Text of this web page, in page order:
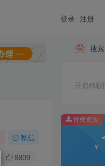
登录 注册
私信
8809
付费资源
￥
搭建同款
暂时无法购
搜索
开启精彩
付费资源
￥